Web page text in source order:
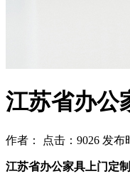
江苏省办公
作者： 点击：9026 发布
江苏省办公家具上门定制